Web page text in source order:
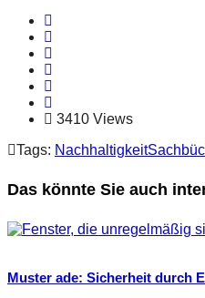
3410 Views
Tags: Nachhaltigkeit
Das könnte Sie auch
Muster ade: Sicherheit durch